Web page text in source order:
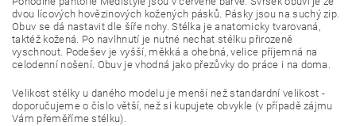
dvou lícových hovězinových kožených pásků. Pásky jsou na suchý zip.
Obuv se dá nastavit dle šíře nohy. Stélka je anatomicky tvarovaná,
taktéž kožená. Po navlhnutí je nutné nechat stélku přirozeně
vyschnout. Podešev je vyšší, měkká a ohebná, velice příjemná na
celodenní nošení. Obuv je vhodná jako přezůvky do práce i na doma.
Velikost stélky u daného modelu je menší než standardní velikost -
doporučujeme o číslo větší, než si kupujete obvykle (v případě zájmu
Vám přeměříme stélku).